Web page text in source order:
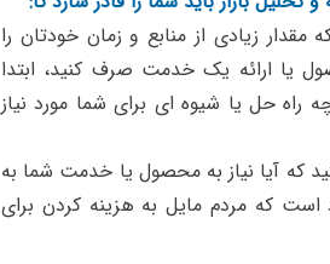
مقدار زیادی از منابع و زمان خودتان را
یا ارائه یک خدمت صرف کنید، ابتدا
راه حل یا شیوه ای برای شما مورد نیاز
آیا نیاز به محصول یا خدمت شما به
است که مردم مایل به هزینه کردن برای